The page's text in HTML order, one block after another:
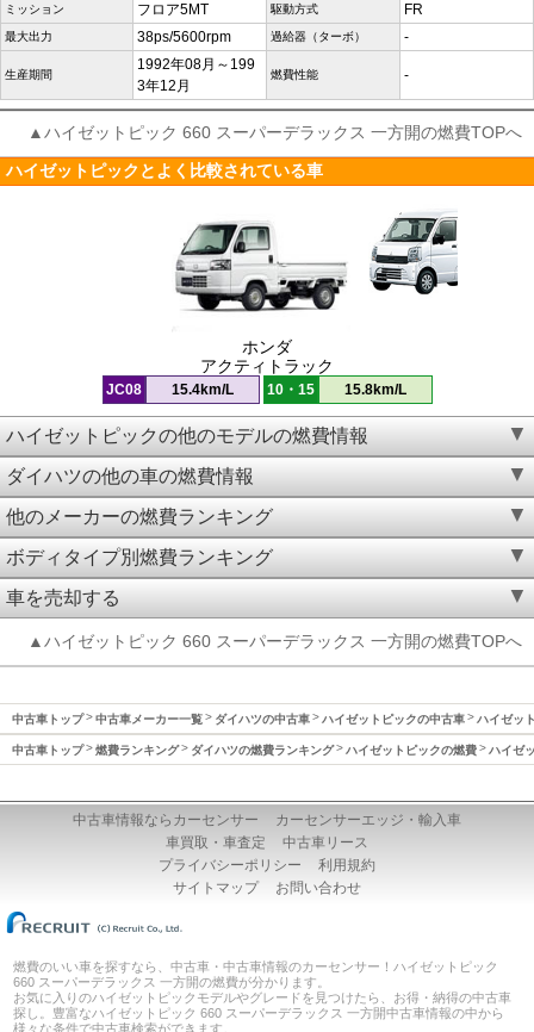
ミッション フロア5MT 駆動方式 FR
最大出力 38ps/5600rpm 過給器（ターボ） -
生産期間
1992年08月～199
3年12月
燃費性能 -
▲ハイゼットピック 660 スーパーデラックス 一方開の燃費TOPへ
ハイゼットピックとよく比較されている車
ホンダ
アクティトラック
JC08 15.4km/L 10・15 15.8km/L
ハイゼットピックの他のモデルの燃費情報
ダイハツの他の車の燃費情報
他のメーカーの燃費ランキング
ボディタイプ別燃費ランキング
車を売却する
▲ハイゼットピック 660 スーパーデラックス 一方開の燃費TOPへ
中古車トップ 中古車メーカー一覧 ダイハツの中古車 ハイゼットピックの中古車 ハイゼッ
中古車トップ 燃費ランキング ダイハツの燃費ランキング ハイゼットピックの燃費 ハイゼ
中古車情報ならカーセンサー
カーセンサーエッジ・輸入車
車買取・車査定
中古車リース
プライバシーポリシー
利用規約
サイトマップ
お問い合わせ
燃費のいい車を探すなら、中古車・中古車情報のカーセンサー！ハイゼットピック
660 スーパーデラックス 一方開の燃費が分かります。
お気に入りのハイゼットピックモデルやグレードを見つけたら、お得・納得の中古車
探し。豊富なハイゼットピック 660 スーパーデラックス 一方開中古車情報の中から
様々な条件で中古車検索ができます。